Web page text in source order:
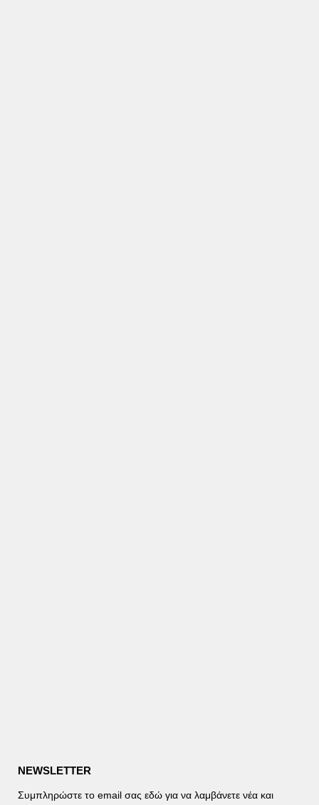
NEWSLETTER
Συμπληρώστε το email σας εδώ για να λαμβάνετε νέα και